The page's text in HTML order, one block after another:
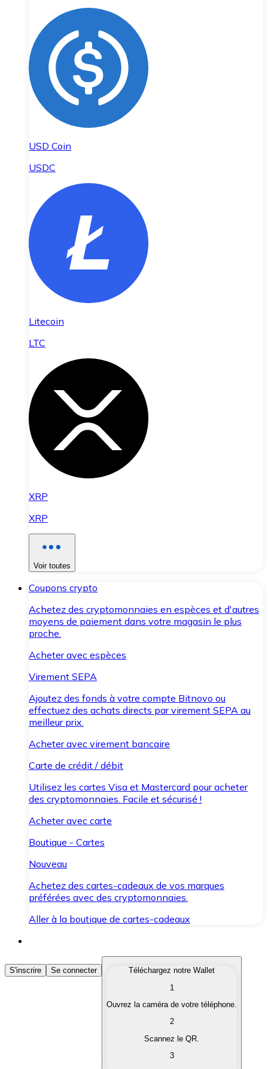
USD Coin
USDC
Litecoin
LTC
XRP
XRP
Voir toutes
Coupons crypto
Achetez des cryptomonnaies en espèces et d'autres
moyens de paiement dans votre magasin le plus
proche.
Acheter avec espèces
Virement SEPA
Ajoutez des fonds à votre compte Bitnovo ou
effectuez des achats directs par virement SEPA au
meilleur prix.
Acheter avec virement bancaire
Carte de crédit / débit
Utilisez les cartes Visa et Mastercard pour acheter
des cryptomonnaies. Facile et sécurisé !
Acheter avec carte
Boutique - Cartes
Nouveau
Achetez des cartes-cadeaux de vos marques
préférées avec des cryptomonnaies.
Aller à la boutique de cartes-cadeaux
Acheter des Cryptomonnaies
Achetez les cryptomonnaies qui vous intéressent
Convertissez vos cryptomonnaies en monnaie
S'inscrire Se connecter
Téléchargez notre Wallet
1
Ouvrez la caméra de votre téléphone.
2
Scannez le QR.
3